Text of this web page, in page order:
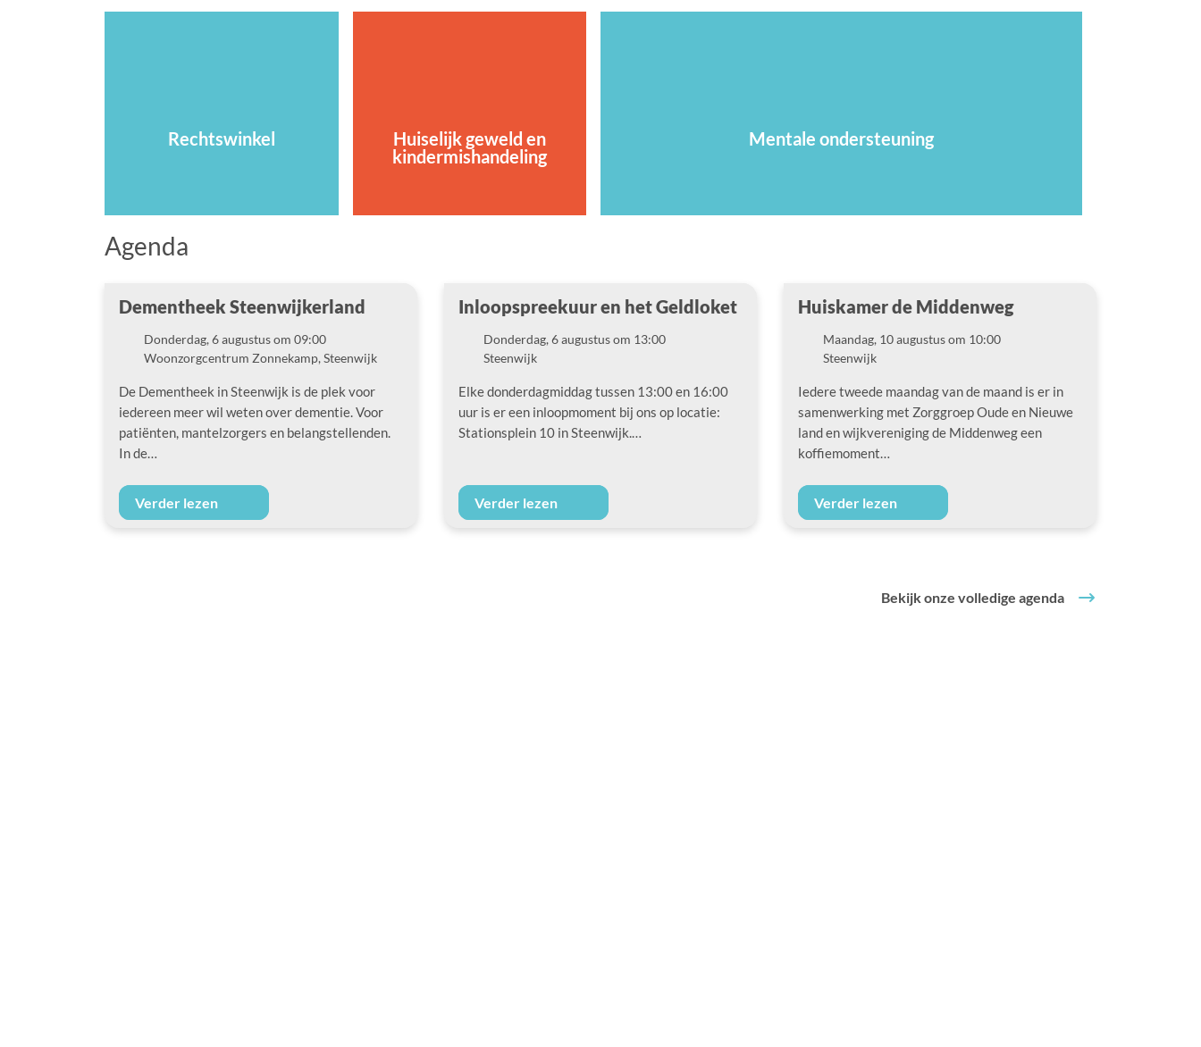
Rechtswinkel
Huiselijk geweld en
kindermishandeling
Mentale ondersteuning
Agenda
Dementheek Steenwijkerland
Datum
Donderdag, 6 augustus om 09:00
Locatie
Woonzorgcentrum Zonnekamp, Steenwijk
De Dementheek in Steenwijk is de plek voor
iedereen meer wil weten over dementie. Voor
patiënten, mantelzorgers en belangstellenden.
In de…
Verder lezen
Inloopspreekuur en het Geldloket
Datum
Donderdag, 6 augustus om 13:00
Locatie
Steenwijk
Elke donderdagmiddag tussen 13:00 en 16:00
uur is er een inloopmoment bij ons op locatie:
Stationsplein 10 in Steenwijk.…
Verder lezen
Huiskamer de Middenweg
Datum
Maandag, 10 augustus om 10:00
Locatie
Steenwijk
Iedere tweede maandag van de maand is er in
samenwerking met Zorggroep Oude en Nieuwe
land en wijkvereniging de Middenweg een
koffiemoment…
Verder lezen
Bekijk onze volledige agenda